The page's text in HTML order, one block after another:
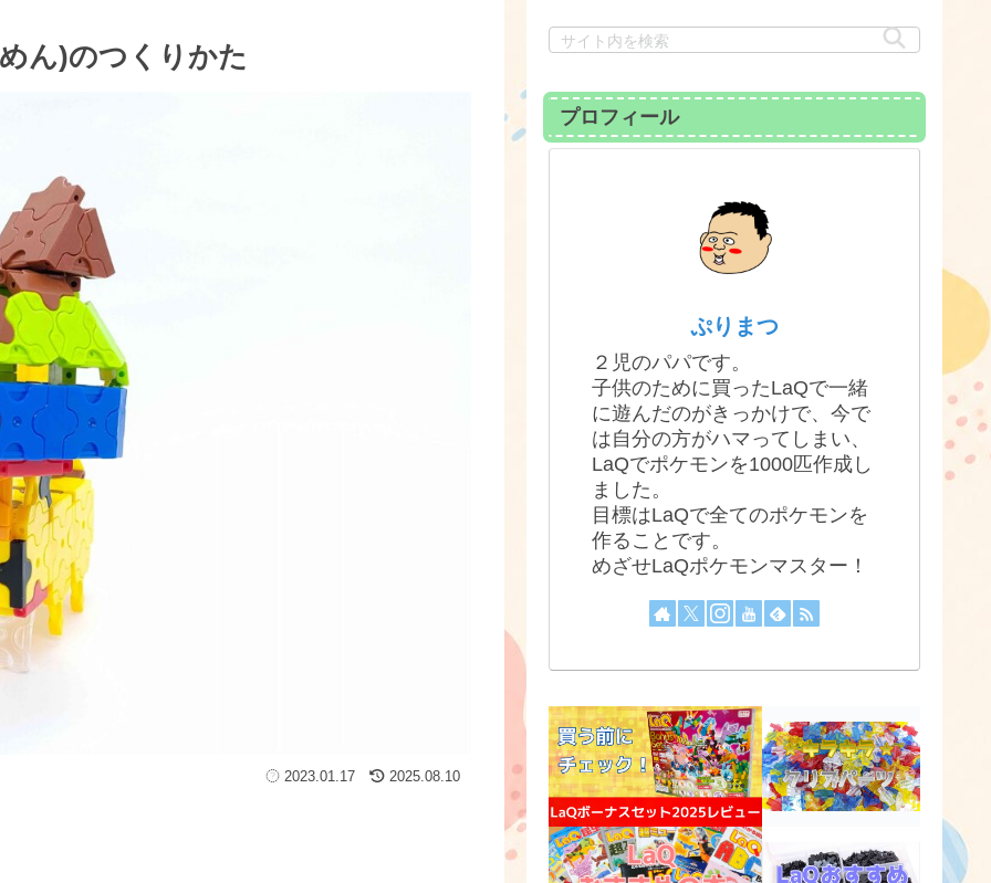
ん)のつくりかた
2023.01.17 2025.08.10
プロフィール
ぷりまつ
２児のパパです。
子供のために買ったLaQで一緒
に遊んだのがきっかけで、今で
は自分の方がハマってしまい、
LaQでポケモンを1000匹作成し
ました。
目標はLaQで全てのポケモンを
作ることです。
めざせLaQポケモンマスター！